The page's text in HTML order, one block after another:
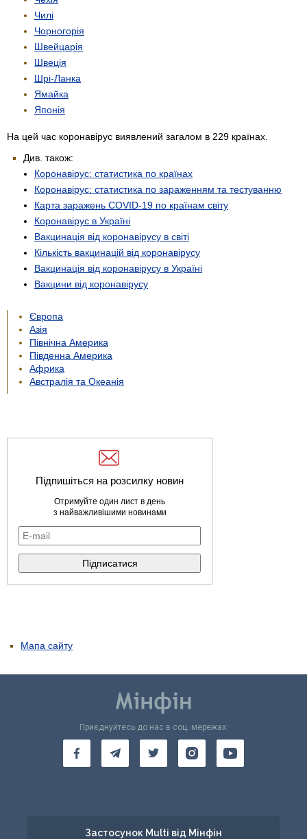
Чилі
Чорногорія
Швейцарія
Швеція
Шрі-Ланка
Ямайка
Японія
На цей час коронавірус виявлений загалом в 229 країнах.
Див. також:
Коронавірус: статистика по країнах
Коронавірус: статистика по зараженням та тестуванню
Карта заражень COVID-19 по країнам світу
Коронавірус в Україні
Вакцинація від коронавірусу в світі
Кількість вакцинацій від коронавірусу
Вакцинація від коронавірусу в Україні
Вакцини від коронавірусу
Європа
Азія
Північна Америка
Південна Америка
Африка
Австралія та Океанія
Підпишіться на розсилку новин
Отримуйте один лист в день
з найважливішими новинами
Мапа сайту
Приєднуйтесь до нас в соц. мережах:
Застосунок Multi від Мінфін